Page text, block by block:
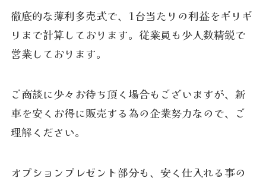
徹底的な薄利多売式で、1台当たりの利益をギリギ
リまで計算しております。従業員も少人数精鋭で
営業しております。
ご商談に少々お待ち頂く場合もございますが、新
車を安くお得に販売する為の企業努力なので、ご
理解ください。
オプションプレゼント部分も、安く仕入れる事の